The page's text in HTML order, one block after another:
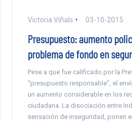
Victoria Viñals 03-10-2015
Presupuesto: aumento
problema de fondo en
Pese a que fue calificado por la
“presupuesto responsable”, el
un aumento considerable en los
ciudadana. La disociación entre
sensación de inseguridad, ponen